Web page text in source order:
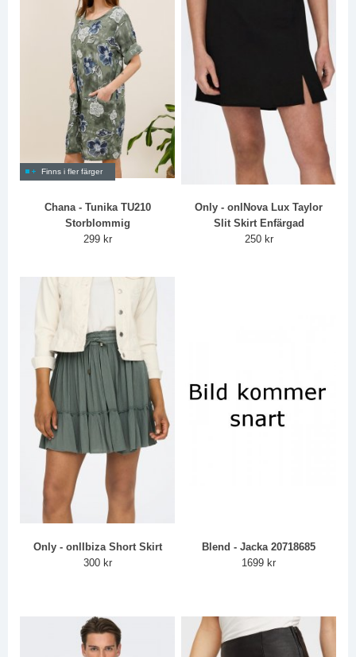
Finns i fler färger
Chana - Tunika TU210
Storblommig
299 kr
Only - onlNova Lux Taylor
Slit Skirt Enfärgad
250 kr
Only - onlIbiza Short Skirt
300 kr
Blend - Jacka 20718685
1699 kr